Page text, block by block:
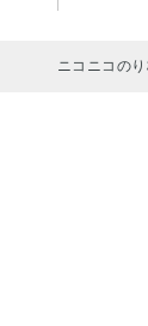
ニコニコの